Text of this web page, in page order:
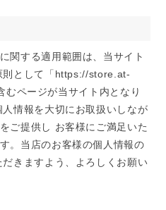
関する適用範囲は、当サイト
則として「https://store.at-
ページが当サイト内となり
情報を大切にお取扱いしなが
ご提供し お客様にご満足いた
。当店のお客様の個人情報の
きますよう、よろしくお願い